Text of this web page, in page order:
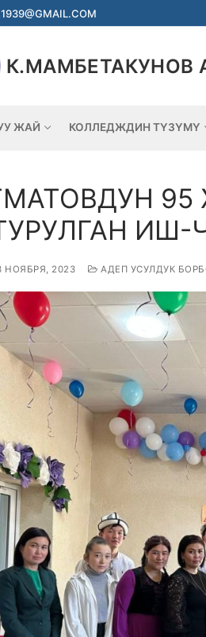
К.МАМБЕТАКУНОВ
ЖАЙ КОЛЛЕДЖДИН ТҮЗҮМҮ
ИШ-
НОЯБРЯ, 2023 АДЕП УСУЛДУК